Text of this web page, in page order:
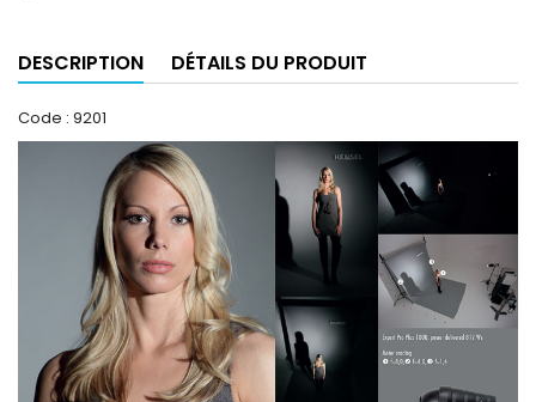
DESCRIPTION DÉTAILS DU PRODUIT
Code : 9201